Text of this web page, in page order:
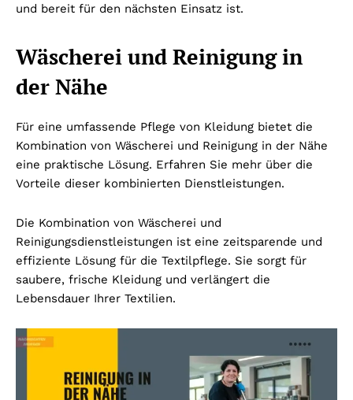
und bereit für den nächsten Einsatz ist.
Wäscherei und Reinigung in
der Nähe
Für eine umfassende Pflege von Kleidung bietet die
Kombination von Wäscherei und Reinigung in der Nähe
eine praktische Lösung. Erfahren Sie mehr über die
Vorteile dieser kombinierten Dienstleistungen.
Die Kombination von Wäscherei und
Reinigungsdienstleistungen ist eine zeitsparende und
effiziente Lösung für die Textilpflege. Sie sorgt für
saubere, frische Kleidung und verlängert die
Lebensdauer Ihrer Textilien.